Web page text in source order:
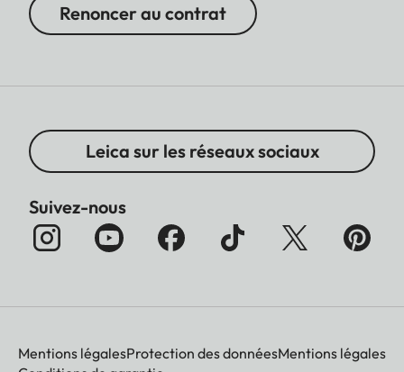
Renoncer au contrat
Leica sur les réseaux sociaux
Suivez-nous
Mentions légalesProtection des donnéesMentions légales